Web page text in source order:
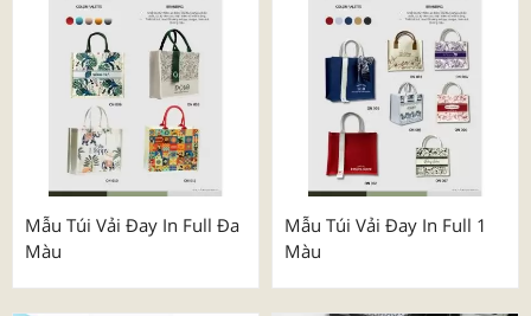
Mẫu Túi Vải Đay In Full Đa
Màu
Mẫu Túi Vải Đay In Full 1
Màu